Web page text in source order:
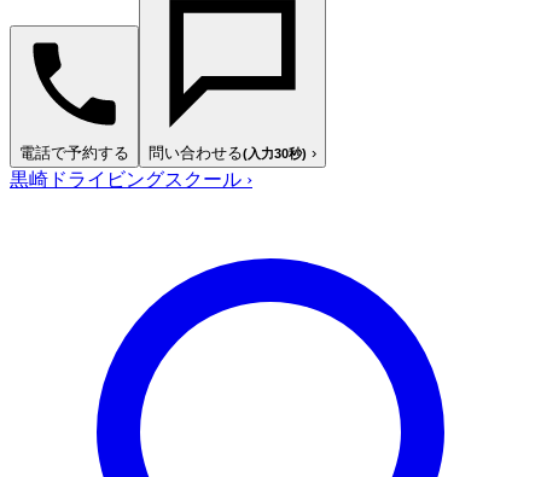
電話で予約する 問い合わせる(入力30秒) ›
黒崎ドライビングスクール ›